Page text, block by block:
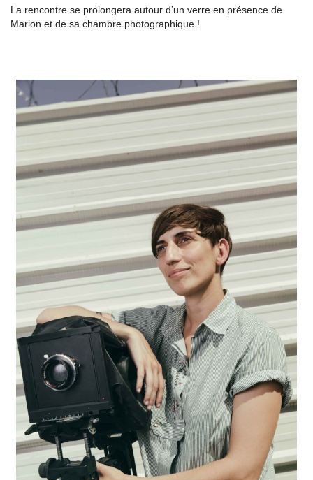
La rencontre se prolongera autour d’un verre en présence de
Marion et de sa chambre photographique !